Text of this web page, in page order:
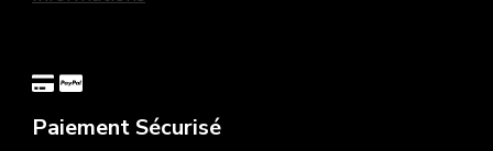
Paiement Sécurisé